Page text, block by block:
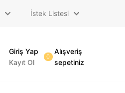
İstek Listesi
Giriş Yap
Kayıt Ol
0
Alışveriş
sepetiniz